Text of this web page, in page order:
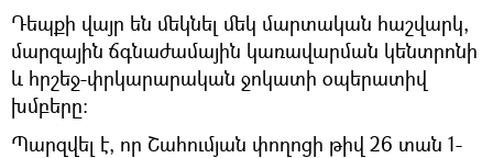
Դեպքի վայր են մեկնել մեկ մարտական հաշվարկ,
մարզային ճգնաժամային կառավարման կենտրոնի
և հրշեջ-փրկարարական ջոկատի օպերատիվ
խմբերը:
Պարզվել է, որ Շահումյան փողոցի թիվ 26 տան 1-